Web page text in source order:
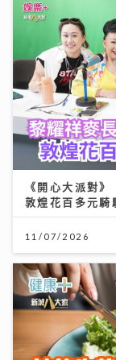
《開心大派對
敦煌花百多元騎
11/07/2026